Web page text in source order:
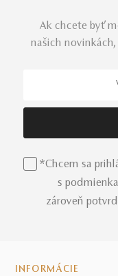
Ak chcete byť
našich
*Chcem sa
s
zároveň
INFORMÁCIE